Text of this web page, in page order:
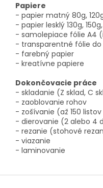
Papiere
- papier matný 80g,
- papier lesklý 130g,
- samolepiace fólie A4
- transparentné fólie
- farebný papier
- kreatívne papiere
Dokončovacie práce
- skladanie (Z sklad, C
- zaoblovanie rohov
- zošívanie (až 150
- dierovanie (2 alebo 4
- rezanie (stohové
- viazanie
- laminovanie
Z